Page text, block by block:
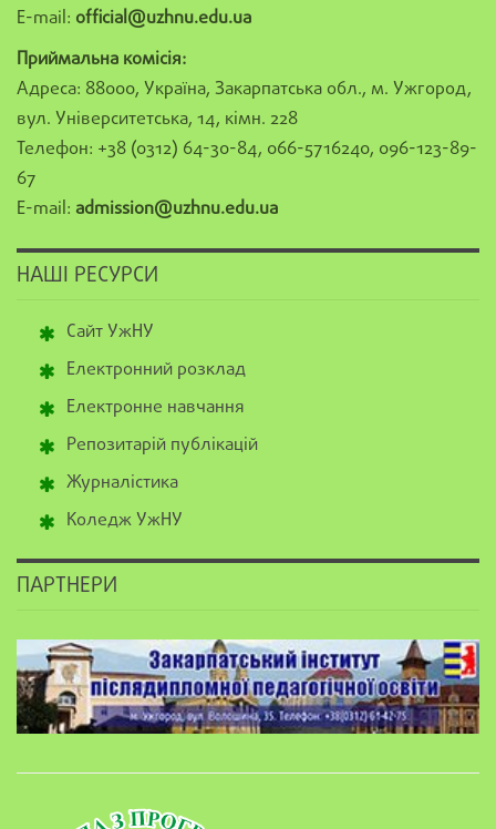
E-mail: official@uzhnu.edu.ua
Приймальна комісія:
Адреса: 88000, Україна, Закарпатська обл., м. Ужгород,
вул. Університетська, 14, кімн. 228
Телефон: +38 (0312) 64-30-84, 066-5716240, 096-123-89-
67
E-mail: admission@uzhnu.edu.ua
НАШІ РЕСУРСИ
Сайт УжНУ
Електронний розклад
Електронне навчання
Репозитарій публікацій
Журналістика
Коледж УжНУ
ПАРТНЕРИ